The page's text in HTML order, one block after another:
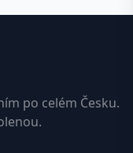
po celém Česku.